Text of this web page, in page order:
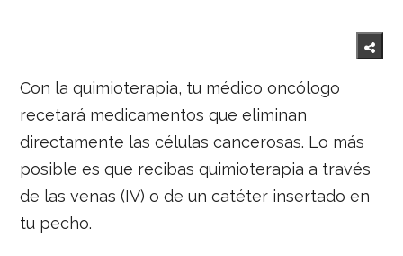
Con la quimioterapia, tu médico oncólogo
recetará medicamentos que eliminan
directamente las células cancerosas. Lo más
posible es que recibas quimioterapia a través
de las venas (IV) o de un catéter insertado en
tu pecho.